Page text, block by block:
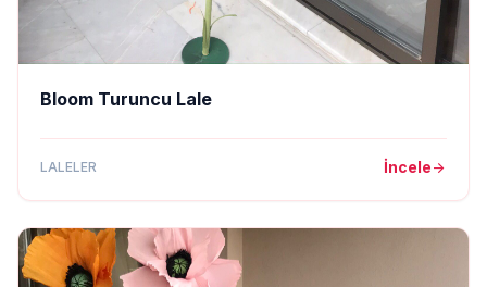
Bloom Turuncu Lale
LALELER İncelearrow_forward